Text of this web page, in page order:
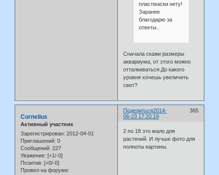
пластмаски нету!
Заранее
благодарю за
ответы..
Сначала скажи размеры
аквариума, от этого можно
отталкиваться.До какого
уровня хочешь увеличить
свет?
Поделиться 365
2014-
06-23 17:20:19
Cornelius
Активный участник
Зарегистрирован: 2012-04-01
Приглашений: 0
Сообщений: 227
Уважение: [+1/-0]
Позитив: [+0/-0]
Провел на форуме:
2 по 18 это мало для
растений. И лучше фото для
полноты картины.